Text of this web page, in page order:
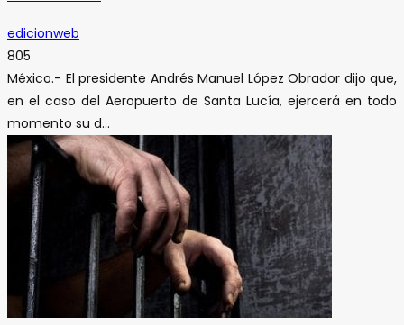
edicionweb
805
México.- El presidente Andrés Manuel López Obrador dijo que,
en el caso del Aeropuerto de Santa Lucía, ejercerá en todo
momento su d...